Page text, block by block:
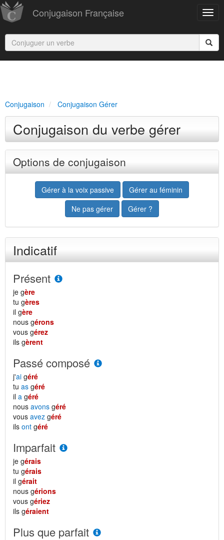
Conjugaison Française
Conjugaison Conjugaison Gérer
Conjugaison du verbe gérer
Options de conjugaison
Gérer à la voix passive
Gérer au féminin
Ne pas gérer
Gérer ?
Indicatif
Présent
je gère
tu gères
il gère
nous gérons
vous gérez
ils gèrent
Passé composé
j'ai géré
tu as géré
il a géré
nous avons géré
vous avez géré
ils ont géré
Imparfait
je gérais
tu gérais
il gérait
nous gérions
vous gériez
ils géraient
Plus que parfait